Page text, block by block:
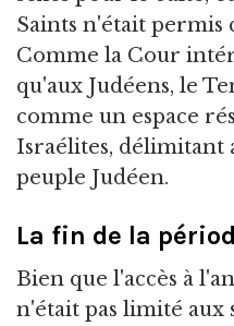
Saints n'était permis
Comme la Cour
qu'aux Judéens, le
comme un espace
Israélites,
peuple Judéen.
La fin de la
Bien que l'accès à
n'était pas limité aux